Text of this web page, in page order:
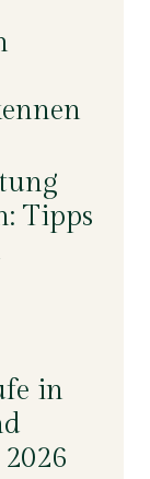
Tipps
in